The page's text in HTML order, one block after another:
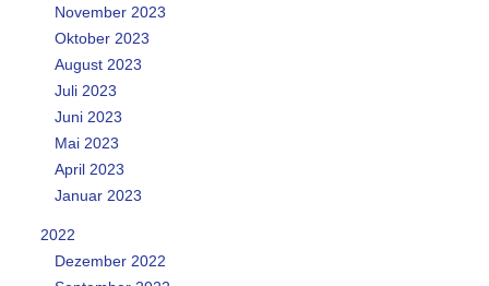
November 2023
Oktober 2023
August 2023
Juli 2023
Juni 2023
Mai 2023
April 2023
Januar 2023
2022
Dezember 2022